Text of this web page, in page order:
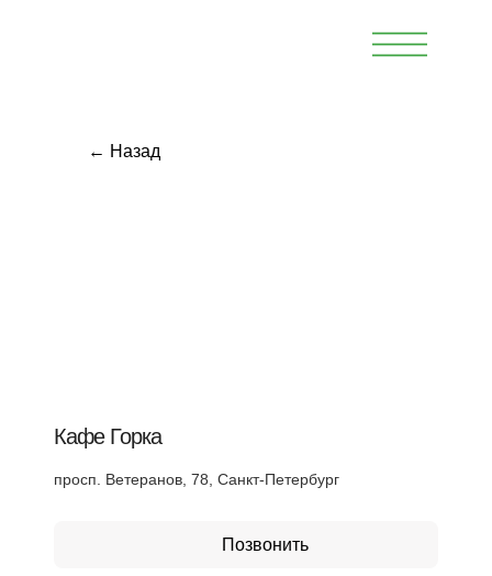
просп. Ветеранов, 78, Санкт-Петербург
Кафе Горка
← Назад
Позвонить